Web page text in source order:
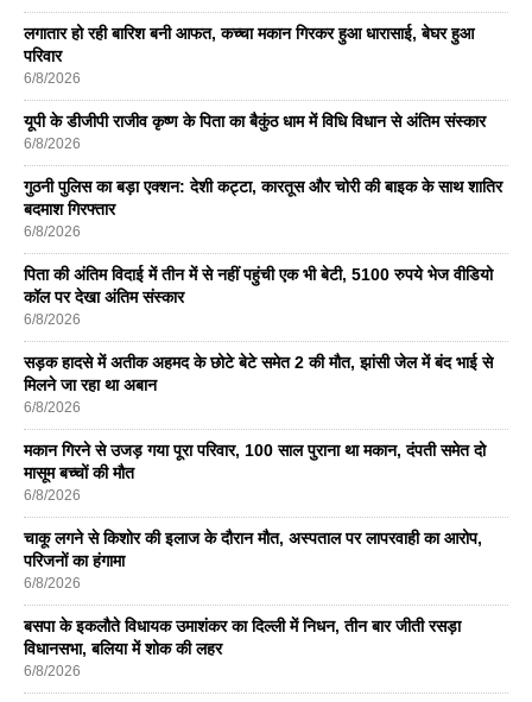
लगातार हो रही बारिश बनी आफत, कच्चा मकान गिरकर हुआ धारासाई, बेघर हुआ
परिवार
6/8/2026
यूपी के डीजीपी राजीव कृष्ण के पिता का बैकुंठ धाम में विधि विधान से अंतिम संस्कार
6/8/2026
गुठनी पुलिस का बड़ा एक्शन: देशी कट्टा, कारतूस और चोरी की बाइक के साथ शातिर
बदमाश गिरफ्तार
6/8/2026
पिता की अंतिम विदाई में तीन में से नहीं पहुंची एक भी बेटी, 5100 रुपये भेज वीडियो
कॉल पर देखा अंतिम संस्कार
6/8/2026
सड़क हादसे में अतीक अहमद के छोटे बेटे समेत 2 की मौत, झांसी जेल में बंद भाई से
मिलने जा रहा था अबान
6/8/2026
मकान गिरने से उजड़ गया पूरा परिवार, 100 साल पुराना था मकान, दंपती समेत दो
मासूम बच्चों की मौत
6/8/2026
चाकू लगने से किशोर की इलाज के दौरान मौत, अस्पताल पर लापरवाही का आरोप,
परिजनों का हंगामा
6/8/2026
बसपा के इकलाैते विधायक उमाशंकर का दिल्ली में निधन, तीन बार जीती रसड़ा
विधानसभा, बलिया में शोक की लहर
6/8/2026